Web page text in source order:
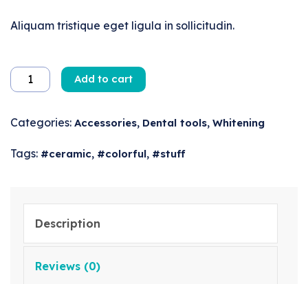
Aliquam tristique eget ligula in sollicitudin.
Add to cart
Categories: Accessories, Dental tools, Whitening
Tags: ceramic, colorful, stuff
Description
Reviews (0)